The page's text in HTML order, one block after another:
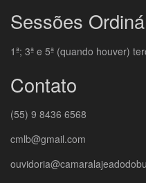
Sessões
1ª; 3ª e 5ª (quando houver)
Contato
(55) 9 8436 6568
cmlb@gmail.com